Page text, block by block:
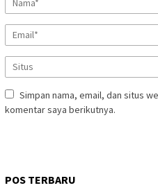
Simpan nama, email, dan situs
komentar saya berikutnya.
POS TERBARU